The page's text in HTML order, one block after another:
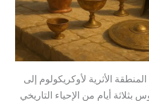
المنطقة الأثرية لأوكريكولوم إلى
أيام من الإحياء التاريخي